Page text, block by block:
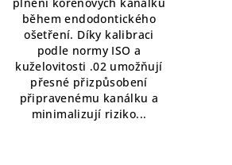
hvězdiček.
během endodontického
ošetření. Díky kalibraci
podle normy ISO a
kuželovitosti .02 umožňují
přesné přizpůsobení
připravenému kanálku a
minimalizují riziko...